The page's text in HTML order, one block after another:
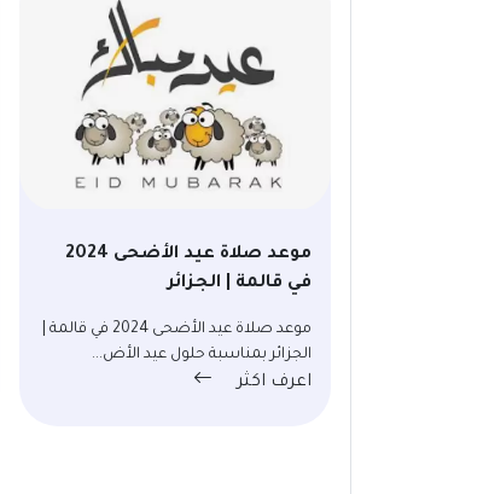
موعد صلاة عيد الأضحى 2024
في قالمة | الجزائر
موعد صلاة عيد الأضحى 2024 في قالمة |
الجزائر بمناسبة حلول عيد الأض...
اعرف اكثر